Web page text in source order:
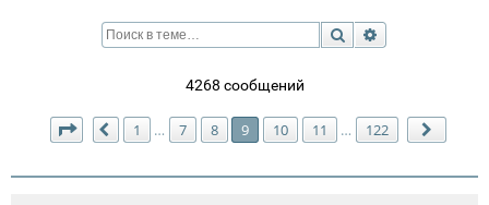
Поиск
4268 сообщений
Страница 9из 122
Пред.
1 … 7 8 9 10 11 … 122